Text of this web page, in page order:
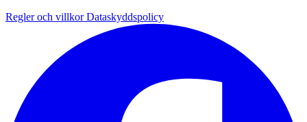
Regler och villkorDataskyddspolicy